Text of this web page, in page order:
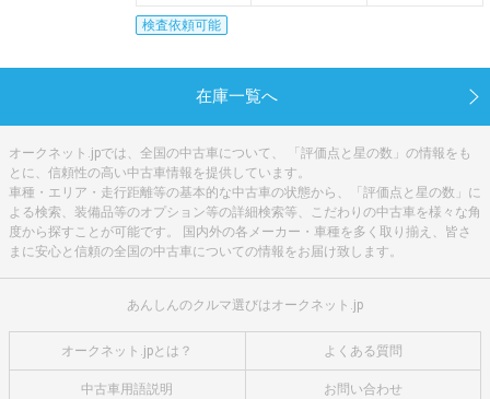
検査依頼可能
在庫一覧へ
オークネット.jpでは、全国の中古車について、 「評価点と星の数」の情報をも
とに、信頼性の高い中古車情報を提供しています。
車種・エリア・走行距離等の基本的な中古車の状態から、「評価点と星の数」に
よる検索、装備品等のオプション等の詳細検索等、こだわりの中古車を様々な角
度から探すことが可能です。 国内外の各メーカー・車種を多く取り揃え、皆さ
まに安心と信頼の全国の中古車についての情報をお届け致します。
あんしんのクルマ選びはオークネット.jp
オークネット.jpとは？ よくある質問
中古車用語説明 お問い合わせ